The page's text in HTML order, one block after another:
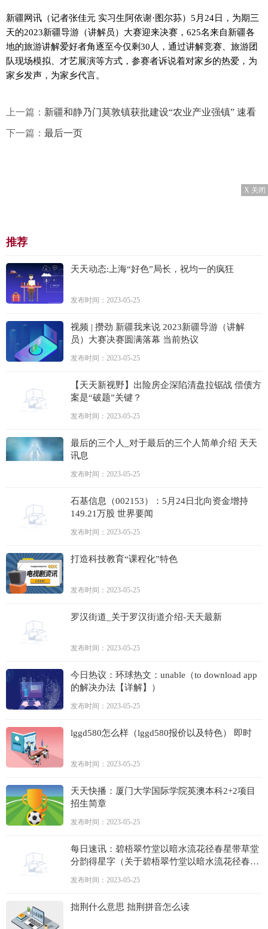
新疆网讯（记者张佳元 实习生阿依谢·图尔荪）5月24日，为期三
天的2023新疆导游（讲解员）大赛迎来决赛，625名来自新疆各
地的旅游讲解爱好者角逐至今仅剩30人，通过讲解竞赛、旅游团
队现场模拟、才艺展演等方式，参赛者诉说着对家乡的热爱，为
家乡发声，为家乡代言。
上一篇： 新疆和静乃门莫敦镇获批建设“农业产业强镇” 速看
下一篇： 最后一页
X 关闭
推荐
天天动态:上海“好色”局长，祝均一的疯狂
发布时间：2023-05-25
视频 | 攒劲 新疆我来说 2023新疆导游（讲解
员）大赛决赛圆满落幕 当前热议
发布时间：2023-05-25
【天天新视野】出险房企深陷清盘拉锯战 偿债方
案是“破题”关键？
发布时间：2023-05-25
最后的三个人_对于最后的三个人简单介绍 天天
讯息
发布时间：2023-05-25
石基信息（002153）：5月24日北向资金增持
149.21万股 世界要闻
发布时间：2023-05-25
打造科技教育“课程化”特色
发布时间：2023-05-25
罗汉街道_关于罗汉街道介绍-天天最新
发布时间：2023-05-25
今日热议：环球热文：unable（to download app
的解决办法【详解】）
发布时间：2023-05-25
lggd580怎么样（lggd580报价以及特色） 即时
发布时间：2023-05-25
天天快播：厦门大学国际学院英澳本科2+2项目
招生简章
发布时间：2023-05-25
每日速讯：碧梧翠竹堂以暗水流花径春星带草堂
分韵得星字（关于碧梧翠竹堂以暗水流花径春星
发布时间：2023-05-25
拙荆什么意思 拙荆拼音怎么读